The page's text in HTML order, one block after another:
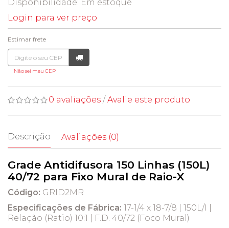
Disponibilidade: Em estoque
Login para ver preço
Estimar frete
Não sei meu CEP
0 avaliações / Avalie este produto
Descrição Avaliações (0)
Grade Antidifusora 150 Linhas (150L)
40/72 para Fixo Mural de Raio-X
Código: GRID2MR
Especificações de Fábrica: 17-1/4 x 18-7/8 | 150L/I |
Relação (Ratio) 10:1 | F.D. 40/72 (Foco Mural)